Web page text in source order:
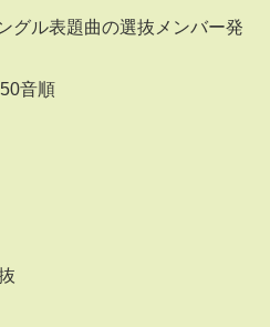
グル表題曲の選抜メンバー発
音順